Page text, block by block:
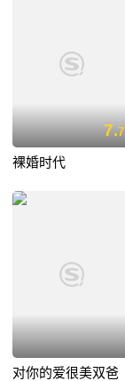
7.7
裸婚时代
对你的爱很美双爸